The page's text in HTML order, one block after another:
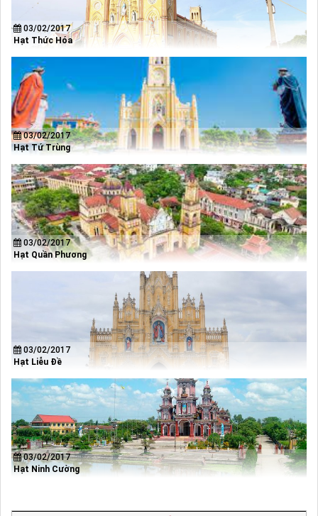
03/02/2017
Hạt Thức Hóa
03/02/2017
Hạt Tứ Trùng
03/02/2017
Hạt Quần Phương
03/02/2017
Hạt Liễu Đề
03/02/2017
Hạt Ninh Cường